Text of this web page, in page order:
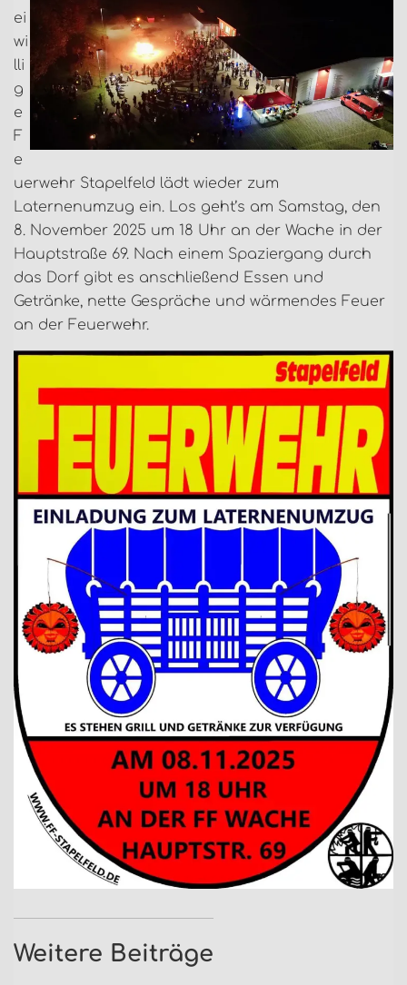
ei
wi
lli
g
e
F
e
uerwehr Stapelfeld lädt wieder zum
Laternenumzug ein. Los geht’s am Samstag, den
8. November 2025 um 18 Uhr an der Wache in der
Hauptstraße 69. Nach einem Spaziergang durch
das Dorf gibt es anschließend Essen und
Getränke, nette Gespräche und wärmendes Feuer
an der Feuerwehr.
Weitere Beiträge